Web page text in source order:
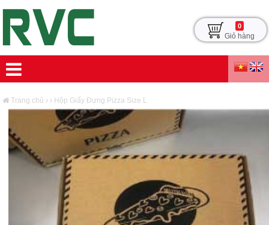
0
Giỏ hàng
Trang chủ Hộp Giấy Đựng Pizza Size L